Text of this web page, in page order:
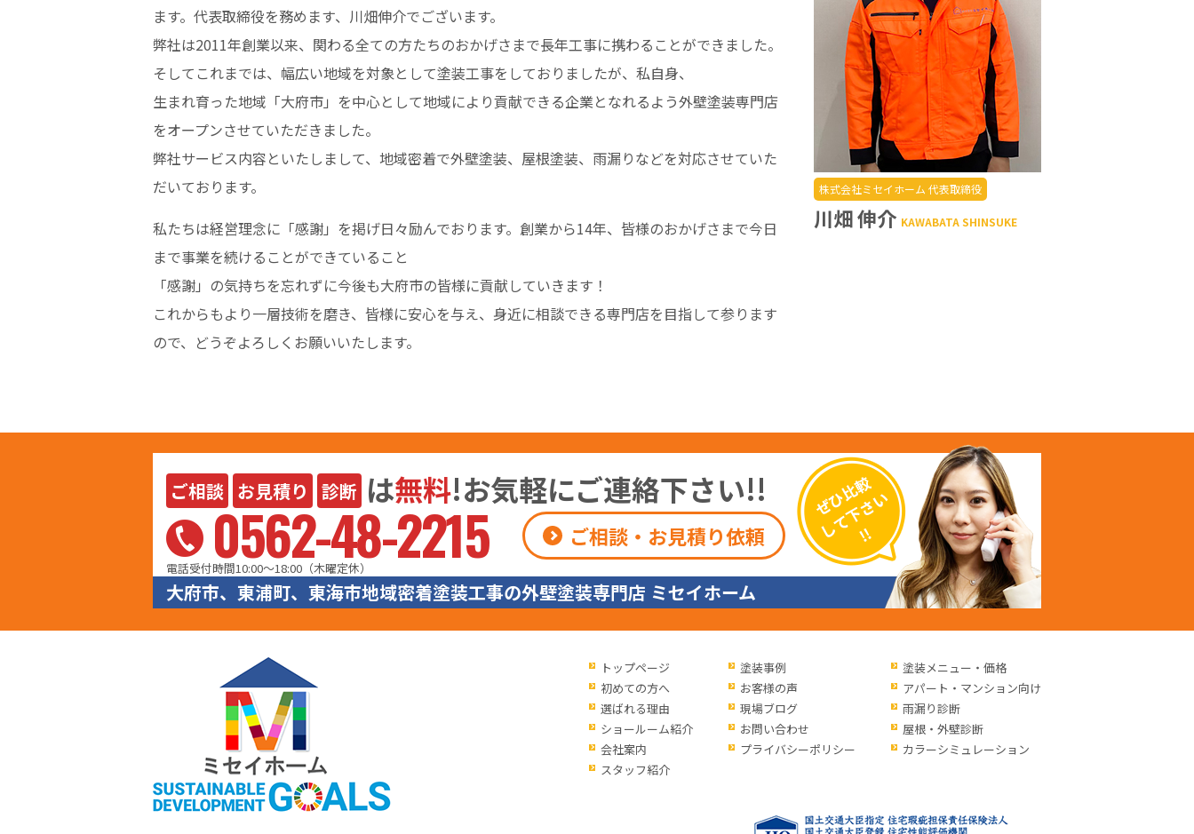
ます。代表取締役を務めます、川畑伸介でございます。
弊社は2011年創業以来、関わる全ての方たちのおかげさまで長年工事に携わることができました。
そしてこれまでは、幅広い地域を対象として塗装工事をしておりましたが、私自身、
生まれ育った地域「大府市」を中心として地域により貢献できる企業となれるよう外壁塗装専門店
をオープンさせていただきました。
弊社サービス内容といたしまして、地域密着で外壁塗装、屋根塗装、雨漏りなどを対応させていた
だいております。
私たちは経営理念に「感謝」を掲げ日々励んでおります。創業から14年、皆様のおかげさまで今日
まで事業を続けることができていること
「感謝」の気持ちを忘れずに今後も大府市の皆様に貢献していきます！
これからもより一層技術を磨き、皆様に安心を与え、身近に相談できる専門店を目指して参ります
ので、どうぞよろしくお願いいたします。
株式会社ミセイホーム 代表取締役
川畑 伸介 KAWABATA SHINSUKE
ご相談 お見積り 診断 は無料!お気軽にご連絡下さい!!
0562-48-2215
電話受付時間10:00〜18:00（木曜定休）
ご相談・お見積り依頼
大府市、東浦町、東海市地域密着塗装工事の外壁塗装専門店 ミセイホーム
トップページ
初めての方へ
選ばれる理由
ショールーム紹介
会社案内
スタッフ紹介
塗装事例
お客様の声
現場ブログ
お問い合わせ
プライバシーポリシー
塗装メニュー・価格
アパート・マンション向け
雨漏り診断
屋根・外壁診断
カラーシミュレーション